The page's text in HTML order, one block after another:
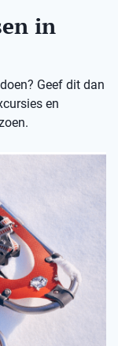
in
Geef dit dan
en